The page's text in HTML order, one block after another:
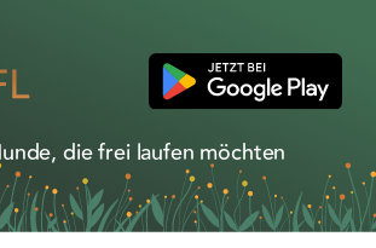
die frei laufen möchten